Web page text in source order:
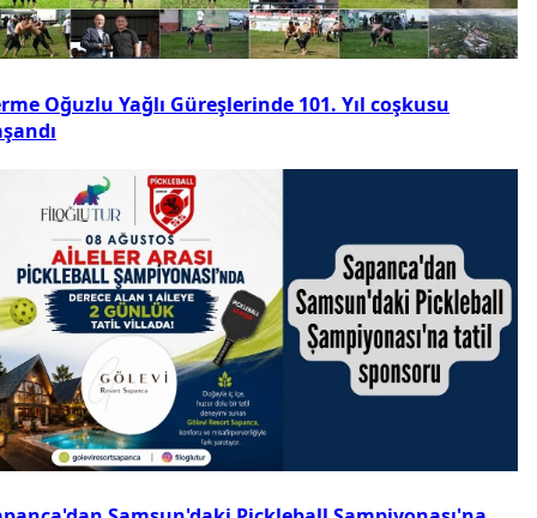
Oğuzlu Yağlı Güreşlerinde 101. Yıl coşkusu